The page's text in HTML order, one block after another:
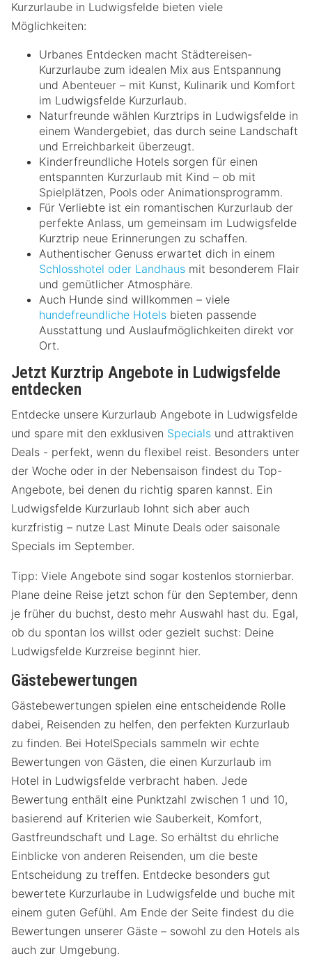
Kurzurlaube in Ludwigsfelde bieten viele
Möglichkeiten:
Urbanes Entdecken macht Städtereisen-
Kurzurlaube zum idealen Mix aus Entspannung
und Abenteuer – mit Kunst, Kulinarik und Komfort
im Ludwigsfelde Kurzurlaub.
Naturfreunde wählen Kurztrips in Ludwigsfelde in
einem Wandergebiet, das durch seine Landschaft
und Erreichbarkeit überzeugt.
Kinderfreundliche Hotels sorgen für einen
entspannten Kurzurlaub mit Kind – ob mit
Spielplätzen, Pools oder Animationsprogramm.
Für Verliebte ist ein romantischen Kurzurlaub der
perfekte Anlass, um gemeinsam im Ludwigsfelde
Kurztrip neue Erinnerungen zu schaffen.
Authentischer Genuss erwartet dich in einem
Schlosshotel oder Landhaus mit besonderem Flair
und gemütlicher Atmosphäre.
Auch Hunde sind willkommen – viele
hundefreundliche Hotels bieten passende
Ausstattung und Auslaufmöglichkeiten direkt vor
Ort.
Jetzt Kurztrip Angebote in Ludwigsfelde
entdecken
Entdecke unsere Kurzurlaub Angebote in Ludwigsfelde
und spare mit den exklusiven Specials und attraktiven
Deals - perfekt, wenn du flexibel reist. Besonders unter
der Woche oder in der Nebensaison findest du Top-
Angebote, bei denen du richtig sparen kannst. Ein
Ludwigsfelde Kurzurlaub lohnt sich aber auch
kurzfristig – nutze Last Minute Deals oder saisonale
Specials im September.
Tipp: Viele Angebote sind sogar kostenlos stornierbar.
Plane deine Reise jetzt schon für den September, denn
je früher du buchst, desto mehr Auswahl hast du. Egal,
ob du spontan los willst oder gezielt suchst: Deine
Ludwigsfelde Kurzreise beginnt hier.
Gästebewertungen
Gästebewertungen spielen eine entscheidende Rolle
dabei, Reisenden zu helfen, den perfekten Kurzurlaub
zu finden. Bei HotelSpecials sammeln wir echte
Bewertungen von Gästen, die einen Kurzurlaub im
Hotel in Ludwigsfelde verbracht haben. Jede
Bewertung enthält eine Punktzahl zwischen 1 und 10,
basierend auf Kriterien wie Sauberkeit, Komfort,
Gastfreundschaft und Lage. So erhältst du ehrliche
Einblicke von anderen Reisenden, um die beste
Entscheidung zu treffen. Entdecke besonders gut
bewertete Kurzurlaube in Ludwigsfelde und buche mit
einem guten Gefühl. Am Ende der Seite findest du die
Bewertungen unserer Gäste – sowohl zu den Hotels als
auch zur Umgebung.